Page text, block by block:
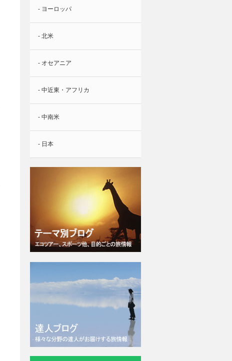
- ヨーロッパ
- 北米
- オセアニア
- 中近東・アフリカ
- 中南米
- 日本